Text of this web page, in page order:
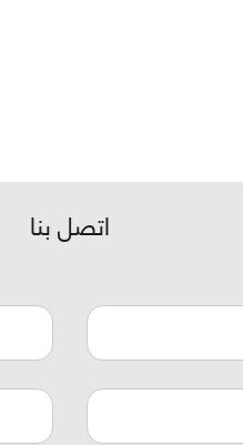
اتصل بنا